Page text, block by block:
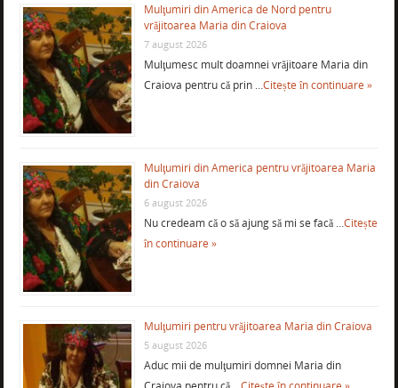
Mulţumiri din America de Nord pentru
vrăjitoarea Maria din Craiova
7 august 2026
Mulţumesc mult doamnei vrăjitoare Maria din
Craiova pentru că prin …Citește în continuare »
Mulţumiri din America pentru vrăjitoarea Maria
din Craiova
6 august 2026
Nu credeam că o să ajung să mi se facă …Citește
în continuare »
Mulţumiri pentru vrăjitoarea Maria din Craiova
5 august 2026
Aduc mii de mulţumiri domnei Maria din